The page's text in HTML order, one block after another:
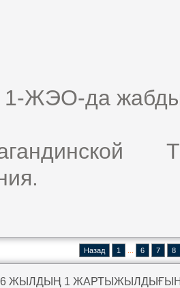
1-ЖЭО-да
Назад 1 6 7 8
ЖЫЛДЫҢ 1 ЖАРТЫЖЫЛДЫҒЫНЫҢ ҚОРЫТЫНДЫСЫ